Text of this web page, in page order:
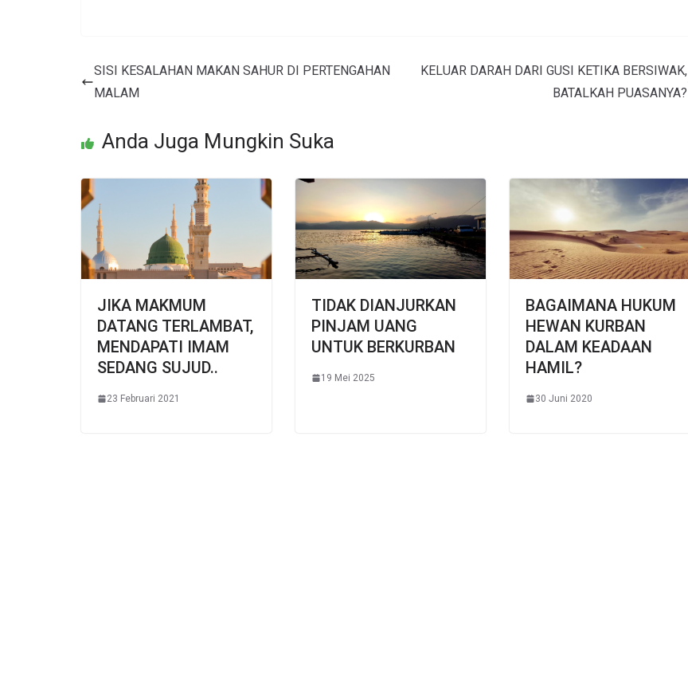
SISI KESALAHAN MAKAN SAHUR DI PERTENGAHAN
MALAM
KELUAR DARAH DARI GUSI KETIKA BERSIWAK,
BATALKAH PUASANYA?
Anda Juga Mungkin Suka
JIKA MAKMUM
DATANG TERLAMBAT,
MENDAPATI IMAM
SEDANG SUJUD..
23 Februari 2021
TIDAK DIANJURKAN
PINJAM UANG
UNTUK BERKURBAN
19 Mei 2025
BAGAIMANA HUKUM
HEWAN KURBAN
DALAM KEADAAN
HAMIL?
30 Juni 2020